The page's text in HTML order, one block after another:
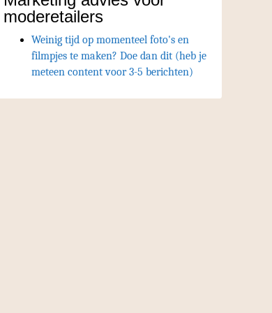
moderetailers
Weinig tijd op momenteel foto's en
filmpjes te maken? Doe dan dit (heb je
meteen content voor 3-5 berichten)